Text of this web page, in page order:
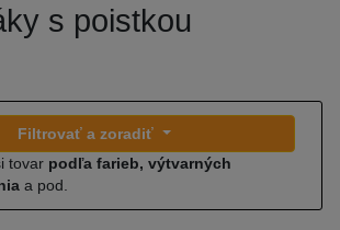
s poistkou
Filtrovať a zoradiť
tovar podľa farieb, výtvarných
a pod.